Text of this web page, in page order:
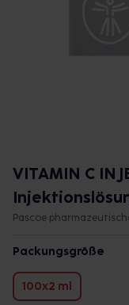
VITAMIN C
Pascoe
Packungsgröße
100x2 ml